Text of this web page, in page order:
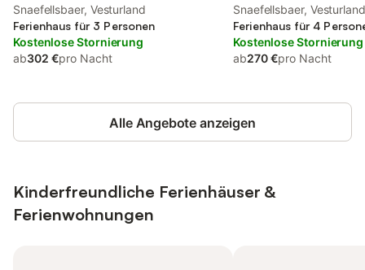
Snaefellsbaer, Vesturland
Ferienhaus für 3 Personen
Kostenlose Stornierung
ab302 €pro Nacht
Snaefellsbaer, Vesturland
Ferienhaus für 4
Kostenlose Stornierung
ab270 €pro Nacht
Alle Angebote anzeigen
Kinderfreundliche Ferienhäuser &
Ferienwohnungen